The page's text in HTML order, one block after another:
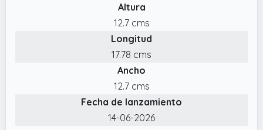
Altura
12.7 cms
Longitud
17.78 cms
Ancho
12.7 cms
Fecha de lanzamiento
14-06-2026